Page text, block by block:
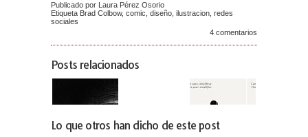
Publicado por Laura Pérez Osorio
Etiqueta Brad Colbow, comic diseño ilustracion redes
sociales
4 comentarios
Posts relacionados
Lo que otros han dicho de este post